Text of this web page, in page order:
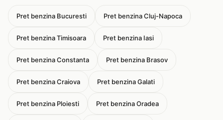
Pret benzina Bucuresti Pret benzina Cluj-Napoca
Pret benzina Timisoara Pret benzina Iasi
Pret benzina Constanta Pret benzina Brasov
Pret benzina Craiova Pret benzina Galati
Pret benzina Ploiesti Pret benzina Oradea